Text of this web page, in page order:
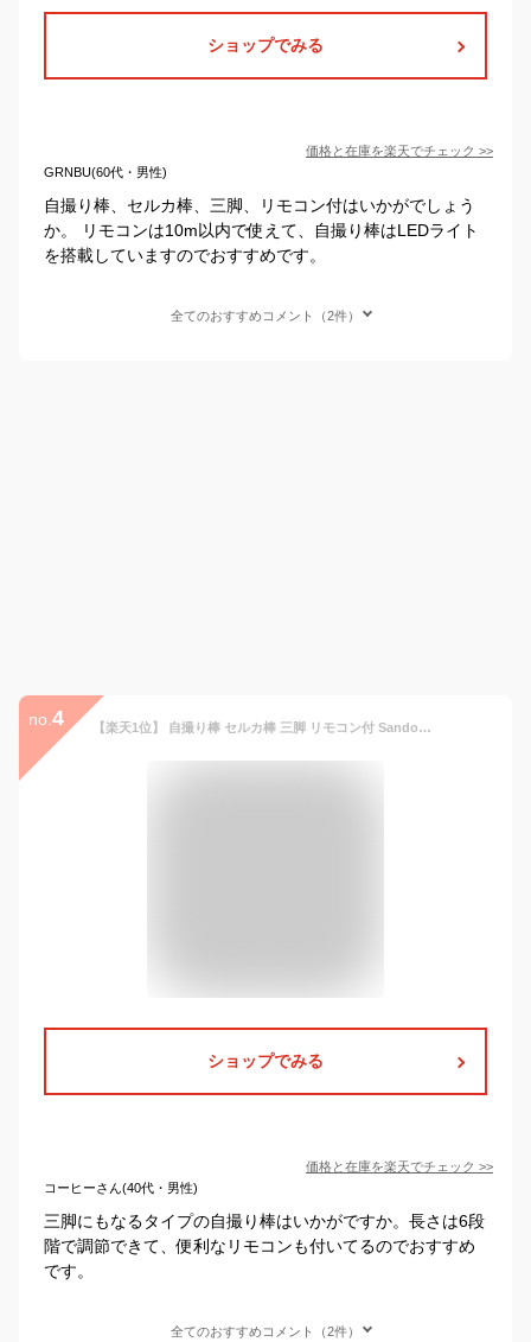
ショップでみる
価格と在庫を楽天でチェック >>
GRNBU(60代・男性)
自撮り棒、セルカ棒、三脚、リモコン付はいかがでしょう
か。 リモコンは10m以内で使えて、自撮り棒はLEDライト
を搭載していますのでおすすめです。
全てのおすすめコメント（2件）
no. 4 【楽天1位】 自撮り棒 セルカ棒 三脚 リモコン付 Sandony bluetooth iPhone＆Android対応 スマホ じどり棒 6段階伸縮 360度回転 折り畳み 持ち運びに便利 無線 伸縮式 三脚付き 小型 軽量 コンパクト 多機能 カメラ対応 母の日 送料無料
ショップでみる
価格と在庫を楽天でチェック >>
コーヒーさん(40代・男性)
三脚にもなるタイプの自撮り棒はいかがですか。長さは6段
階で調節できて、便利なリモコンも付いてるのでおすすめ
です。
全てのおすすめコメント（2件）